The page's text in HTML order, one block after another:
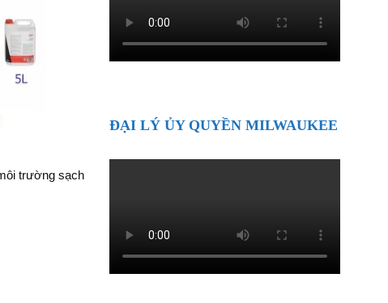
trường sạch
ĐẠI LÝ ỦY QUYỀN MILWAUKEE